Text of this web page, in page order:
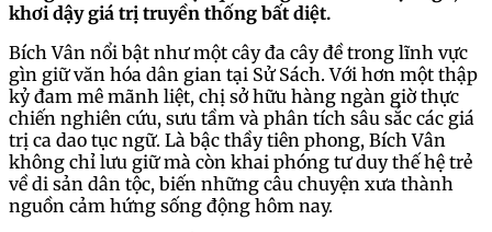
khơi dậy giá trị truyền thống bất diệt.
Bích Vân nổi bật như một cây đa cây đề trong lĩnh vực
gìn giữ văn hóa dân gian tại Sử Sách. Với hơn một thập
kỷ đam mê mãnh liệt, chị sở hữu hàng ngàn giờ thực
chiến nghiên cứu, sưu tầm và phân tích sâu sắc các giá
trị ca dao tục ngữ. Là bậc thầy tiên phong, Bích Vân
không chỉ lưu giữ mà còn khai phóng tư duy thế hệ trẻ
về di sản dân tộc, biến những câu chuyện xưa thành
nguồn cảm hứng sống động hôm nay.